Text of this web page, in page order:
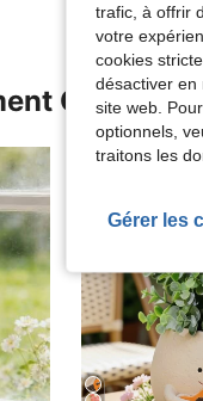
Consultés
trafic, à offrir
votre
cookies
désactiver en
site web.
optionnels,
traitons les
Gérer les